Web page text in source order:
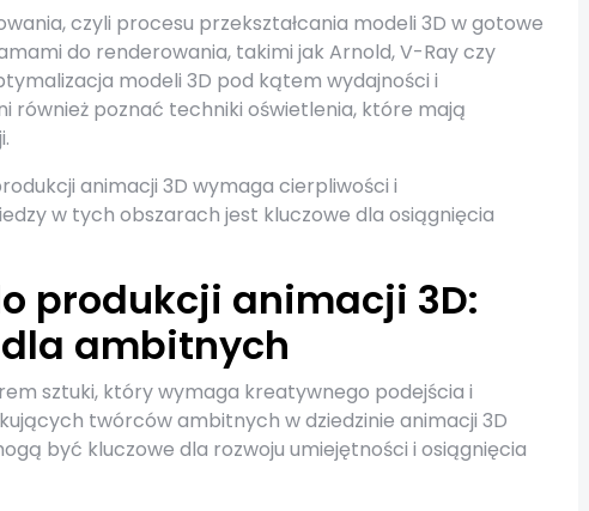
czyli procesu przekształcania modeli 3D w gotowe
do renderowania, takimi jak Arnold, V-Ray czy
modeli 3D pod kątem wydajności i
również poznać techniki oświetlenia, które mają
animacji 3D wymaga cierpliwości i
w tych obszarach jest kluczowe dla osiągnięcia
produkcji animacji 3D:
ambitnych
sztuki, który wymaga kreatywnego podejścia i
twórców ambitnych w dziedzinie animacji 3D
być kluczowe dla rozwoju umiejętności i osiągnięcia